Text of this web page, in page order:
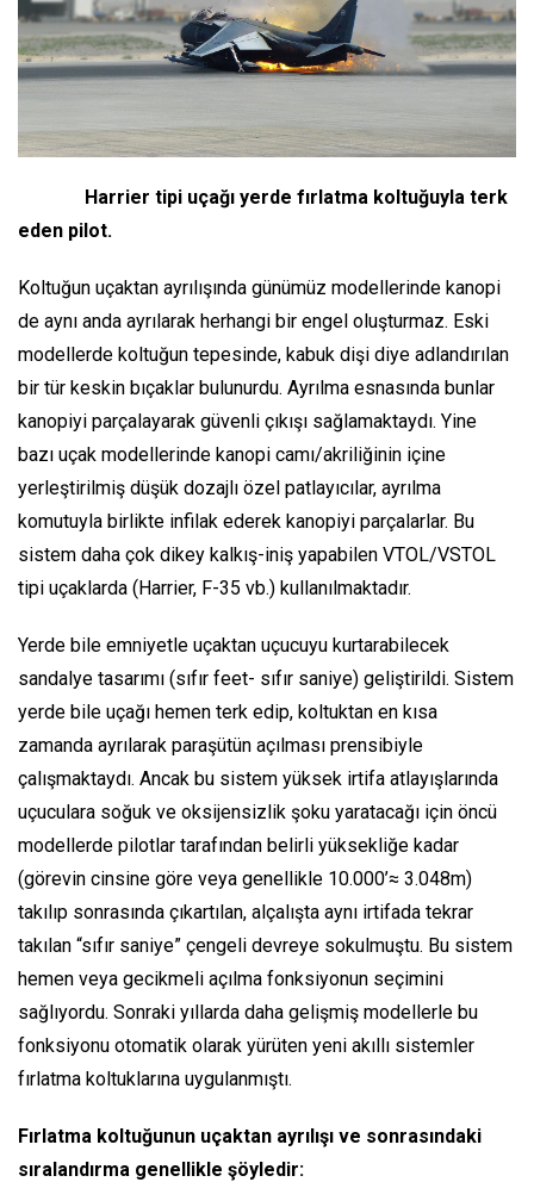
Harrier tipi uçağı yerde fırlatma koltuğuyla terk
eden pilot.
Koltuğun uçaktan ayrılışında günümüz modellerinde kanopi
de aynı anda ayrılarak herhangi bir engel oluşturmaz. Eski
modellerde koltuğun tepesinde, kabuk dişi diye adlandırılan
bir tür keskin bıçaklar bulunurdu. Ayrılma esnasında bunlar
kanopiyi parçalayarak güvenli çıkışı sağlamaktaydı. Yine
bazı uçak modellerinde kanopi camı/akriliğinin içine
yerleştirilmiş düşük dozajlı özel patlayıcılar, ayrılma
komutuyla birlikte infilak ederek kanopiyi parçalarlar. Bu
sistem daha çok dikey kalkış-iniş yapabilen VTOL/VSTOL
tipi uçaklarda (Harrier, F-35 vb.) kullanılmaktadır.
Yerde bile emniyetle uçaktan uçucuyu kurtarabilecek
sandalye tasarımı (sıfır feet- sıfır saniye) geliştirildi. Sistem
yerde bile uçağı hemen terk edip, koltuktan en kısa
zamanda ayrılarak paraşütün açılması prensibiyle
çalışmaktaydı. Ancak bu sistem yüksek irtifa atlayışlarında
uçuculara soğuk ve oksijensizlik şoku yaratacağı için öncü
modellerde pilotlar tarafından belirli yüksekliğe kadar
(görevin cinsine göre veya genellikle 10.000’≈ 3.048m)
takılıp sonrasında çıkartılan, alçalışta aynı irtifada tekrar
takılan “sıfır saniye” çengeli devreye sokulmuştu. Bu sistem
hemen veya gecikmeli açılma fonksiyonun seçimini
sağlıyordu. Sonraki yıllarda daha gelişmiş modellerle bu
fonksiyonu otomatik olarak yürüten yeni akıllı sistemler
fırlatma koltuklarına uygulanmıştı.
Fırlatma koltuğunun uçaktan ayrılışı ve sonrasındaki
sıralandırma genellikle şöyledir: